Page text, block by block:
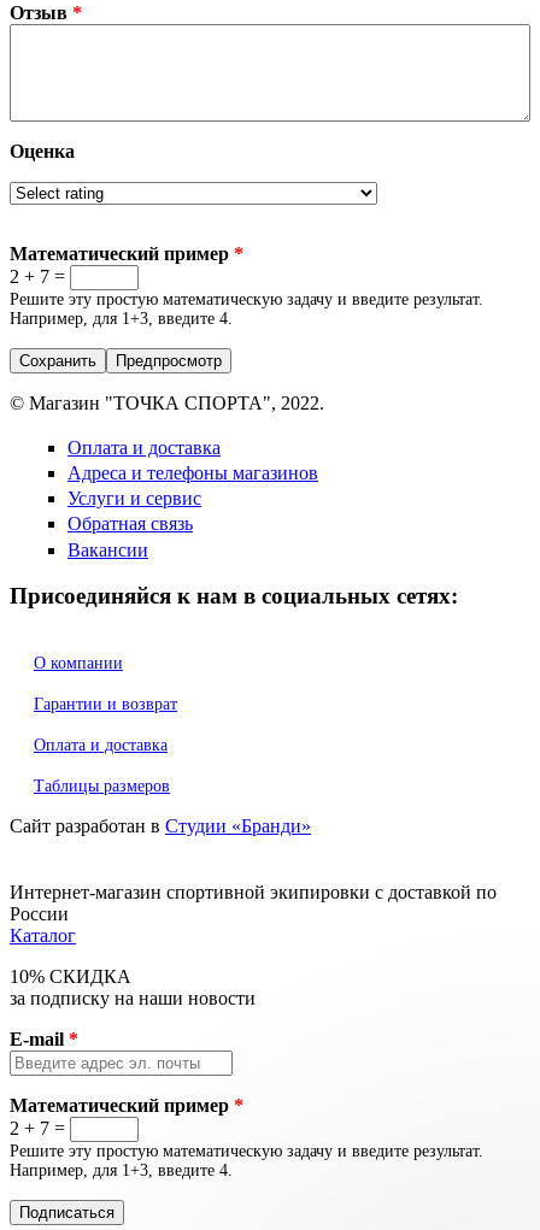
Отзыв *
Оценка
Математический пример *
2 + 7 =
Решите эту простую математическую задачу и введите результат.
Например, для 1+3, введите 4.
© Магазин "ТОЧКА СПОРТА", 2022.
Оплата и доставка
Адреса и телефоны магазинов
Услуги и сервис
Обратная связь
Вакансии
Присоединяйся к нам в социальных сетях:
О компании
Гарантии и возврат
Оплата и доставка
Таблицы размеров
Сайт разработан в Студии «Бранди»
Интернет-магазин спортивной экипировки с доставкой по
России
Каталог
10% СКИДКА
за подписку на наши новости
E-mail *
Математический пример *
2 + 7 =
Решите эту простую математическую задачу и введите результат.
Например, для 1+3, введите 4.